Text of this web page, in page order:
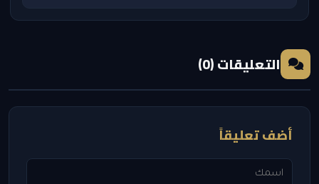
التعليقات (0)
أضف تعليقاً